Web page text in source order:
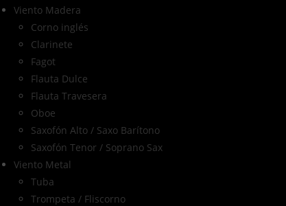
Viento Madera
Corno inglés
Clarinete
Fagot
Flauta Dulce
Flauta Travesera
Oboe
Saxofón Alto / Saxo Barítono
Saxofón Tenor / Soprano Sax
Viento Metal
Tuba
Trompeta / Fliscorno